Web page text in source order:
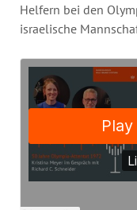
Helfern bei den
israelische